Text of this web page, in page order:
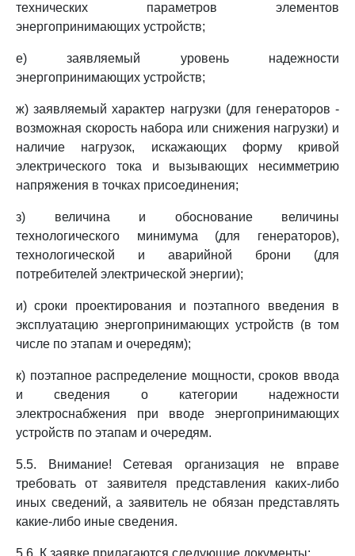
технических параметров элементов
энергопринимающих устройств;
е) заявляемый уровень надежности
энергопринимающих устройств;
ж) заявляемый характер нагрузки (для генераторов -
возможная скорость набора или снижения нагрузки) и
наличие нагрузок, искажающих форму кривой
электрического тока и вызывающих несимметрию
напряжения в точках присоединения;
з) величина и обоснование величины
технологического минимума (для генераторов),
технологической и аварийной брони (для
потребителей электрической энергии);
и) сроки проектирования и поэтапного введения в
эксплуатацию энергопринимающих устройств (в том
числе по этапам и очередям);
к) поэтапное распределение мощности, сроков ввода
и сведения о категории надежности
электроснабжения при вводе энергопринимающих
устройств по этапам и очередям.
5.5. Внимание! Сетевая организация не вправе
требовать от заявителя представления каких-либо
иных сведений, а заявитель не обязан представлять
какие-либо иные сведения.
5.6. К заявке прилагаются следующие документы: